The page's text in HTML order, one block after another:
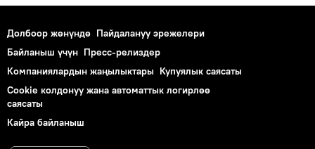
Долбоор жөнүндө Пайдалануу эрежелери
Байланыш үчүн Пресс-релиздер
Компаниялардын жаңылыктары Купуялык саясаты
Cookie колдонуу жана автоматтык логирлөө
саясаты
Кайра байланыш